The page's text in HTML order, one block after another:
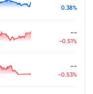
0.38%
--
-0.51%
--
-0.53%